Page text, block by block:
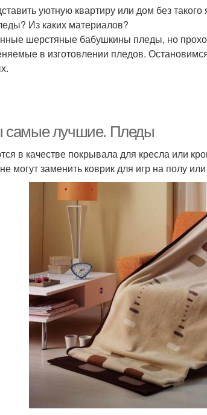
уютную квартиру или дом без
Из каких материалов?
шерстяные бабушкины пледы, но
в изготовлении пледов.
самые лучшие. Пледы
в качестве покрывала для кресла или
могут заменить коврик для игр на полу